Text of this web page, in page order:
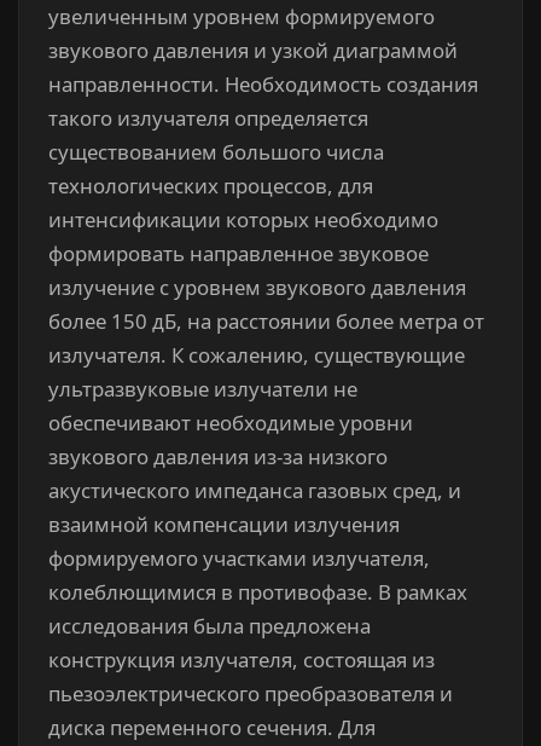
увеличенным уровнем формируемого
звукового давления и узкой диаграммой
направленности. Необходимость создания
такого излучателя определяется
существованием большого числа
технологических процессов, для
интенсификации которых необходимо
формировать направленное звуковое
излучение с уровнем звукового давления
более 150 дБ, на расстоянии более метра от
излучателя. К сожалению, существующие
ультразвуковые излучатели не
обеспечивают необходимые уровни
звукового давления из-за низкого
акустического импеданса газовых сред, и
взаимной компенсации излучения
формируемого участками излучателя,
колеблющимися в противофазе. В рамках
исследования была предложена
конструкция излучателя, состоящая из
пьезоэлектрического преобразователя и
диска переменного сечения. Для